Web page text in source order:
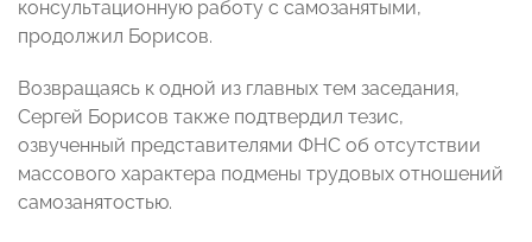
консультационную работу с самозанятыми,
продолжил Борисов.
Возвращаясь к одной из главных тем заседания,
Сергей Борисов также подтвердил тезис,
озвученный представителями ФНС об отсутствии
массового характера подмены трудовых отношений
самозанятостью.